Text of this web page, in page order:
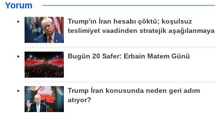
Yorum
Trump'ın İran hesabı çöktü; koşulsuz
teslimiyet vaadinden stratejik aşağılanmaya
Bugün 20 Safer: Erbain Matem Günü
Trump İran konusunda neden geri adım
atıyor?